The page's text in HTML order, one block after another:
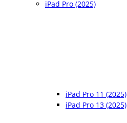
iPad Pro (2025)
iPad Pro 11 (2025)
iPad Pro 13 (2025)